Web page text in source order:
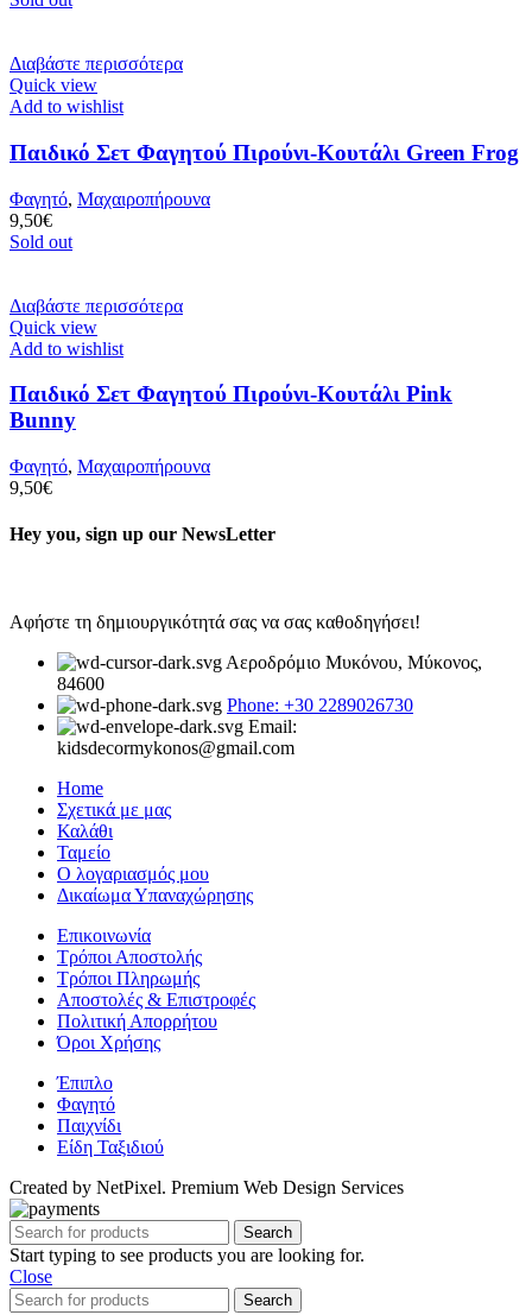
Διαβάστε περισσότερα
Quick view
Add to wishlist
Παιδικό Σετ Φαγητού Πιρούνι-Κουτάλι Green Frog
Φαγητό, Μαχαιροπήρουνα
9,50€
Sold out
Διαβάστε περισσότερα
Quick view
Add to wishlist
Παιδικό Σετ Φαγητού Πιρούνι-Κουτάλι Pink
Bunny
Φαγητό, Μαχαιροπήρουνα
9,50€
Hey you, sign up our NewsLetter
Αφήστε τη δημιουργικότητά σας να σας καθοδηγήσει!
Αεροδρόμιο Μυκόνου, Μύκονος,
84600
Phone: +30 2289026730
Email:
kidsdecormykonos@gmail.com
Home
Σχετικά με μας
Καλάθι
Ταμείο
Ο λογαριασμός μου
Δικαίωμα Υπαναχώρησης
Επικοινωνία
Τρόποι Αποστολής
Τρόποι Πληρωμής
Αποστολές & Επιστροφές
Πολιτική Απορρήτου
Όροι Χρήσης
Έπιπλο
Φαγητό
Παιχνίδι
Είδη Ταξιδιού
Created by NetPixel. Premium Web Design Services
Search
Start typing to see products you are looking for.
Close
Search